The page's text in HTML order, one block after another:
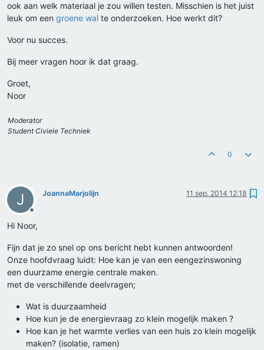
ook aan welk materiaal je zou willen testen. Misschien is het juist
leuk om een groene wal te onderzoeken. Hoe werkt dit?
Voor nu succes.
Bij meer vragen hoor ik dat graag.
Groet,
Noor
Moderator
Student Civiele Techniek
0
J
Offline
JoannaMarjolijn 11 sep. 2014 12:18
Hi Noor,
Fijn dat je zo snel op ons bericht hebt kunnen antwoorden!
Onze hoofdvraag luidt: Hoe kan je van een eengezinswoning
een duurzame energie centrale maken.
met de verschillende deelvragen;
Wat is duurzaamheid
Hoe kun je de energievraag zo klein mogelijk maken ?
Hoe kan je het warmte verlies van een huis zo klein mogelijk
maken? (isolatie, ramen)